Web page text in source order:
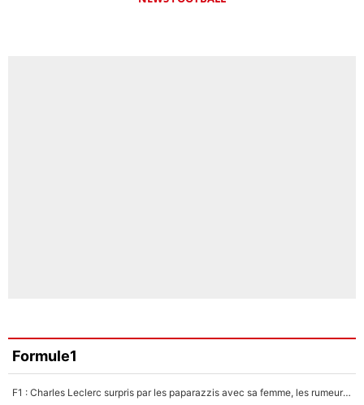
Formule1
F1 : Charles Leclerc surpris par les paparazzis avec sa femme, les rumeurs étaient vraies !